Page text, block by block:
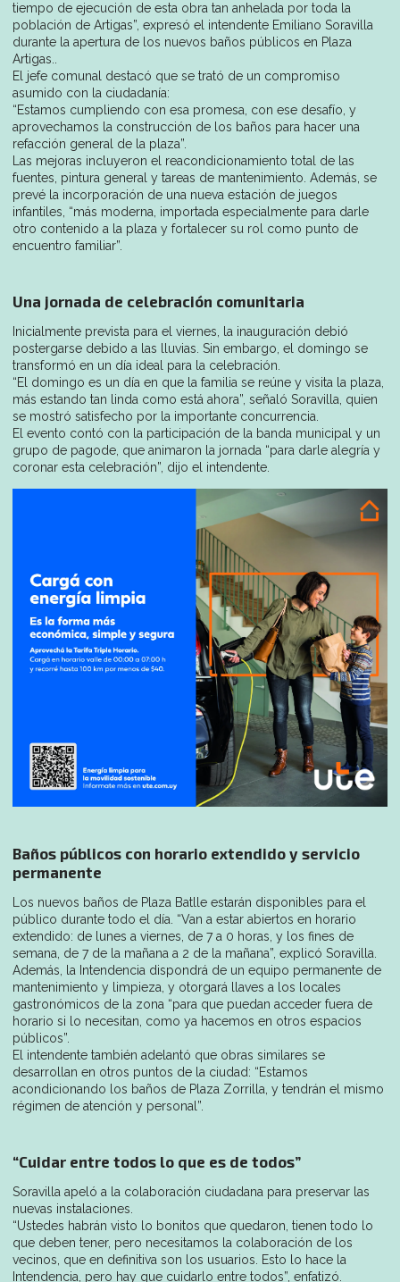
tiempo de ejecución de esta obra tan anhelada por toda la
población de Artigas”, expresó el intendente Emiliano Soravilla
durante la apertura de los nuevos baños públicos en Plaza
Artigas..
El jefe comunal destacó que se trató de un compromiso
asumido con la ciudadanía:
“Estamos cumpliendo con esa promesa, con ese desafío, y
aprovechamos la construcción de los baños para hacer una
refacción general de la plaza”.
Las mejoras incluyeron el reacondicionamiento total de las
fuentes, pintura general y tareas de mantenimiento. Además, se
prevé la incorporación de una nueva estación de juegos
infantiles, “más moderna, importada especialmente para darle
otro contenido a la plaza y fortalecer su rol como punto de
encuentro familiar”.
Una jornada de celebración comunitaria
Inicialmente prevista para el viernes, la inauguración debió
postergarse debido a las lluvias. Sin embargo, el domingo se
transformó en un día ideal para la celebración.
“El domingo es un día en que la familia se reúne y visita la plaza,
más estando tan linda como está ahora”, señaló Soravilla, quien
se mostró satisfecho por la importante concurrencia.
El evento contó con la participación de la banda municipal y un
grupo de pagode, que animaron la jornada “para darle alegría y
coronar esta celebración”, dijo el intendente.
Baños públicos con horario extendido y servicio
permanente
Los nuevos baños de Plaza Batlle estarán disponibles para el
público durante todo el día. “Van a estar abiertos en horario
extendido: de lunes a viernes, de 7 a 0 horas, y los fines de
semana, de 7 de la mañana a 2 de la mañana”, explicó Soravilla.
Además, la Intendencia dispondrá de un equipo permanente de
mantenimiento y limpieza, y otorgará llaves a los locales
gastronómicos de la zona “para que puedan acceder fuera de
horario si lo necesitan, como ya hacemos en otros espacios
públicos”.
El intendente también adelantó que obras similares se
desarrollan en otros puntos de la ciudad: “Estamos
acondicionando los baños de Plaza Zorrilla, y tendrán el mismo
régimen de atención y personal”.
“Cuidar entre todos lo que es de todos”
Soravilla apeló a la colaboración ciudadana para preservar las
nuevas instalaciones.
“Ustedes habrán visto lo bonitos que quedaron, tienen todo lo
que deben tener, pero necesitamos la colaboración de los
vecinos, que en definitiva son los usuarios. Esto lo hace la
Intendencia, pero hay que cuidarlo entre todos”, enfatizó.